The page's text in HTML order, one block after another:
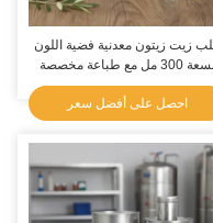
زيت زيتون معدنية فضية اللون
بسعة 300 مل مع طباعة مخصصة
تقدم حلول تغليف متينة وجذابة
احصل على أفضل سعر